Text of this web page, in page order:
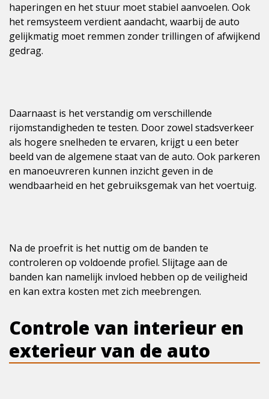
haperingen en het stuur moet stabiel aanvoelen. Ook
het remsysteem verdient aandacht, waarbij de auto
gelijkmatig moet remmen zonder trillingen of afwijkend
gedrag.
Daarnaast is het verstandig om verschillende
rijomstandigheden te testen. Door zowel stadsverkeer
als hogere snelheden te ervaren, krijgt u een beter
beeld van de algemene staat van de auto. Ook parkeren
en manoeuvreren kunnen inzicht geven in de
wendbaarheid en het gebruiksgemak van het voertuig.
Na de proefrit is het nuttig om de banden te
controleren op voldoende profiel. Slijtage aan de
banden kan namelijk invloed hebben op de veiligheid
en kan extra kosten met zich meebrengen.
Controle van interieur en
exterieur van de auto